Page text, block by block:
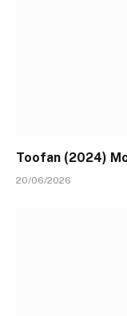
Toofan (2024)
20/06/2026